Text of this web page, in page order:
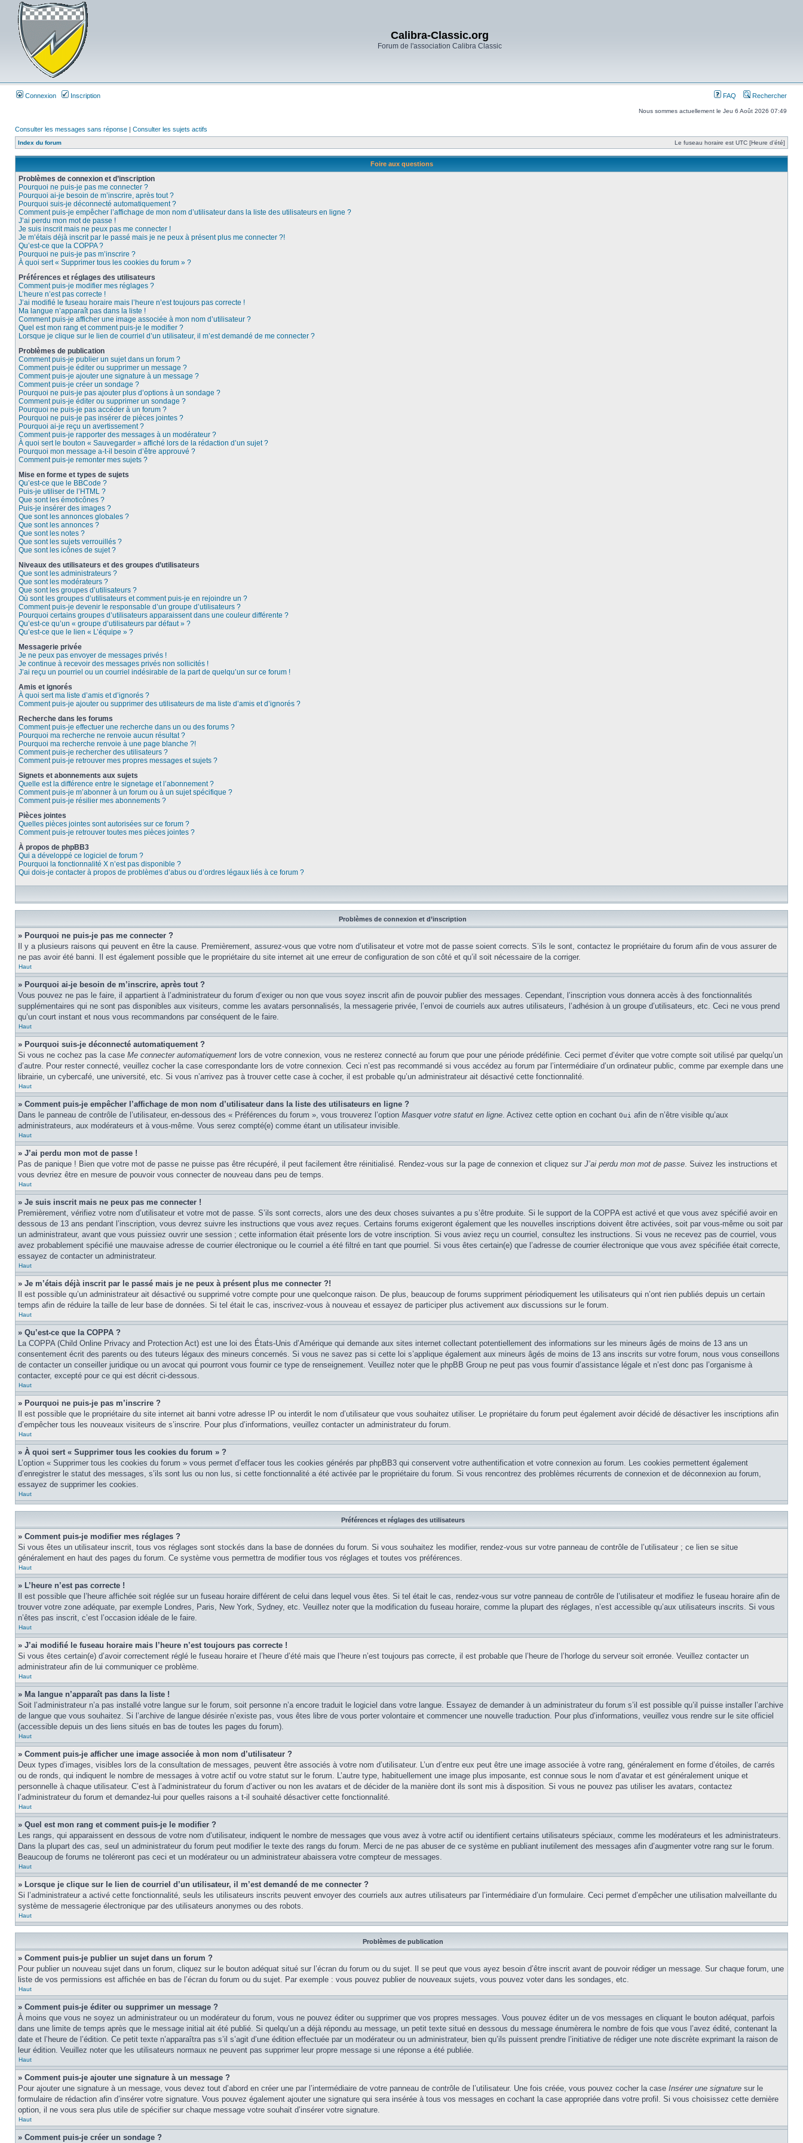
Calibra-Classic.org
Forum de l'association Calibra Classic
Connexion Inscription FAQ Rechercher
Nous sommes actuellement le Jeu 6 Août 2026 07:49
Consulter les messages sans réponse | Consulter les sujets actifs
Index du forum Le fuseau horaire est UTC [Heure d’été]
Foire aux questions
Problèmes de connexion et d’inscription
Pourquoi ne puis-je pas me connecter ?
Pourquoi ai-je besoin de m’inscrire, après tout ?
Pourquoi suis-je déconnecté automatiquement ?
Comment puis-je empêcher l’affichage de mon nom d’utilisateur dans la liste des utilisateurs en ligne ?
J’ai perdu mon mot de passe !
Je suis inscrit mais ne peux pas me connecter !
Je m’étais déjà inscrit par le passé mais je ne peux à présent plus me connecter ?!
Qu’est-ce que la COPPA ?
Pourquoi ne puis-je pas m’inscrire ?
À quoi sert « Supprimer tous les cookies du forum » ?
Préférences et réglages des utilisateurs
Comment puis-je modifier mes réglages ?
L’heure n’est pas correcte !
J’ai modifié le fuseau horaire mais l’heure n’est toujours pas correcte !
Ma langue n’apparaît pas dans la liste !
Comment puis-je afficher une image associée à mon nom d’utilisateur ?
Quel est mon rang et comment puis-je le modifier ?
Lorsque je clique sur le lien de courriel d’un utilisateur, il m’est demandé de me connecter ?
Problèmes de publication
Comment puis-je publier un sujet dans un forum ?
Comment puis-je éditer ou supprimer un message ?
Comment puis-je ajouter une signature à un message ?
Comment puis-je créer un sondage ?
Pourquoi ne puis-je pas ajouter plus d’options à un sondage ?
Comment puis-je éditer ou supprimer un sondage ?
Pourquoi ne puis-je pas accéder à un forum ?
Pourquoi ne puis-je pas insérer de pièces jointes ?
Pourquoi ai-je reçu un avertissement ?
Comment puis-je rapporter des messages à un modérateur ?
À quoi sert le bouton « Sauvegarder » affiché lors de la rédaction d’un sujet ?
Pourquoi mon message a-t-il besoin d’être approuvé ?
Comment puis-je remonter mes sujets ?
Mise en forme et types de sujets
Qu’est-ce que le BBCode ?
Puis-je utiliser de l’HTML ?
Que sont les émoticônes ?
Puis-je insérer des images ?
Que sont les annonces globales ?
Que sont les annonces ?
Que sont les notes ?
Que sont les sujets verrouillés ?
Que sont les icônes de sujet ?
Niveaux des utilisateurs et des groupes d’utilisateurs
Que sont les administrateurs ?
Que sont les modérateurs ?
Que sont les groupes d’utilisateurs ?
Où sont les groupes d’utilisateurs et comment puis-je en rejoindre un ?
Comment puis-je devenir le responsable d’un groupe d’utilisateurs ?
Pourquoi certains groupes d’utilisateurs apparaissent dans une couleur différente ?
Qu’est-ce qu’un « groupe d’utilisateurs par défaut » ?
Qu’est-ce que le lien « L’équipe » ?
Messagerie privée
Je ne peux pas envoyer de messages privés !
Je continue à recevoir des messages privés non sollicités !
J’ai reçu un pourriel ou un courriel indésirable de la part de quelqu’un sur ce forum !
Amis et ignorés
À quoi sert ma liste d’amis et d’ignorés ?
Comment puis-je ajouter ou supprimer des utilisateurs de ma liste d’amis et d’ignorés ?
Recherche dans les forums
Comment puis-je effectuer une recherche dans un ou des forums ?
Pourquoi ma recherche ne renvoie aucun résultat ?
Pourquoi ma recherche renvoie à une page blanche ?!
Comment puis-je rechercher des utilisateurs ?
Comment puis-je retrouver mes propres messages et sujets ?
Signets et abonnements aux sujets
Quelle est la différence entre le signetage et l’abonnement ?
Comment puis-je m’abonner à un forum ou à un sujet spécifique ?
Comment puis-je résilier mes abonnements ?
Pièces jointes
Quelles pièces jointes sont autorisées sur ce forum ?
Comment puis-je retrouver toutes mes pièces jointes ?
À propos de phpBB3
Qui a développé ce logiciel de forum ?
Pourquoi la fonctionnalité X n’est pas disponible ?
Qui dois-je contacter à propos de problèmes d’abus ou d’ordres légaux liés à ce forum ?
Problèmes de connexion et d’inscription
» Pourquoi ne puis-je pas me connecter ?
Il y a plusieurs raisons qui peuvent en être la cause. Premièrement, assurez-vous que votre nom d’utilisateur et votre mot de passe soient corrects. S’ils le sont, contactez le propriétaire du forum afin de vous assurer de
ne pas avoir été banni. Il est également possible que le propriétaire du site internet ait une erreur de configuration de son côté et qu’il soit nécessaire de la corriger.
Haut
» Pourquoi ai-je besoin de m’inscrire, après tout ?
Vous pouvez ne pas le faire, il appartient à l’administrateur du forum d’exiger ou non que vous soyez inscrit afin de pouvoir publier des messages. Cependant, l’inscription vous donnera accès à des fonctionnalités
supplémentaires qui ne sont pas disponibles aux visiteurs, comme les avatars personnalisés, la messagerie privée, l’envoi de courriels aux autres utilisateurs, l’adhésion à un groupe d’utilisateurs, etc. Ceci ne vous prend
qu’un court instant et nous vous recommandons par conséquent de le faire.
Haut
» Pourquoi suis-je déconnecté automatiquement ?
Si vous ne cochez pas la case Me connecter automatiquement lors de votre connexion, vous ne resterez connecté au forum que pour une période prédéfinie. Ceci permet d’éviter que votre compte soit utilisé par quelqu’un
d’autre. Pour rester connecté, veuillez cocher la case correspondante lors de votre connexion. Ceci n’est pas recommandé si vous accédez au forum par l’intermédiaire d’un ordinateur public, comme par exemple dans une
librairie, un cybercafé, une université, etc. Si vous n’arrivez pas à trouver cette case à cocher, il est probable qu’un administrateur ait désactivé cette fonctionnalité.
Haut
» Comment puis-je empêcher l’affichage de mon nom d’utilisateur dans la liste des utilisateurs en ligne ?
Dans le panneau de contrôle de l’utilisateur, en-dessous des « Préférences du forum », vous trouverez l’option Masquer votre statut en ligne. Activez cette option en cochant Oui afin de n’être visible qu’aux
administrateurs, aux modérateurs et à vous-même. Vous serez compté(e) comme étant un utilisateur invisible.
Haut
» J’ai perdu mon mot de passe !
Pas de panique ! Bien que votre mot de passe ne puisse pas être récupéré, il peut facilement être réinitialisé. Rendez-vous sur la page de connexion et cliquez sur J’ai perdu mon mot de passe. Suivez les instructions et
vous devriez être en mesure de pouvoir vous connecter de nouveau dans peu de temps.
Haut
» Je suis inscrit mais ne peux pas me connecter !
Premièrement, vérifiez votre nom d’utilisateur et votre mot de passe. S’ils sont corrects, alors une des deux choses suivantes a pu s’être produite. Si le support de la COPPA est activé et que vous avez spécifié avoir en
dessous de 13 ans pendant l’inscription, vous devrez suivre les instructions que vous avez reçues. Certains forums exigeront également que les nouvelles inscriptions doivent être activées, soit par vous-même ou soit par
un administrateur, avant que vous puissiez ouvrir une session ; cette information était présente lors de votre inscription. Si vous aviez reçu un courriel, consultez les instructions. Si vous ne recevez pas de courriel, vous
avez probablement spécifié une mauvaise adresse de courrier électronique ou le courriel a été filtré en tant que pourriel. Si vous êtes certain(e) que l’adresse de courrier électronique que vous avez spécifiée était correcte,
essayez de contacter un administrateur.
Haut
» Je m’étais déjà inscrit par le passé mais je ne peux à présent plus me connecter ?!
Il est possible qu’un administrateur ait désactivé ou supprimé votre compte pour une quelconque raison. De plus, beaucoup de forums suppriment périodiquement les utilisateurs qui n’ont rien publiés depuis un certain
temps afin de réduire la taille de leur base de données. Si tel était le cas, inscrivez-vous à nouveau et essayez de participer plus activement aux discussions sur le forum.
Haut
» Qu’est-ce que la COPPA ?
La COPPA (Child Online Privacy and Protection Act) est une loi des États-Unis d’Amérique qui demande aux sites internet collectant potentiellement des informations sur les mineurs âgés de moins de 13 ans un
consentement écrit des parents ou des tuteurs légaux des mineurs concernés. Si vous ne savez pas si cette loi s’applique également aux mineurs âgés de moins de 13 ans inscrits sur votre forum, nous vous conseillons
de contacter un conseiller juridique ou un avocat qui pourront vous fournir ce type de renseignement. Veuillez noter que le phpBB Group ne peut pas vous fournir d’assistance légale et n’est donc pas l’organisme à
contacter, excepté pour ce qui est décrit ci-dessous.
Haut
» Pourquoi ne puis-je pas m’inscrire ?
Il est possible que le propriétaire du site internet ait banni votre adresse IP ou interdit le nom d’utilisateur que vous souhaitez utiliser. Le propriétaire du forum peut également avoir décidé de désactiver les inscriptions afin
d’empêcher tous les nouveaux visiteurs de s’inscrire. Pour plus d’informations, veuillez contacter un administrateur du forum.
Haut
» À quoi sert « Supprimer tous les cookies du forum » ?
L’option « Supprimer tous les cookies du forum » vous permet d’effacer tous les cookies générés par phpBB3 qui conservent votre authentification et votre connexion au forum. Les cookies permettent également
d’enregistrer le statut des messages, s’ils sont lus ou non lus, si cette fonctionnalité a été activée par le propriétaire du forum. Si vous rencontrez des problèmes récurrents de connexion et de déconnexion au forum,
essayez de supprimer les cookies.
Haut
Préférences et réglages des utilisateurs
» Comment puis-je modifier mes réglages ?
Si vous êtes un utilisateur inscrit, tous vos réglages sont stockés dans la base de données du forum. Si vous souhaitez les modifier, rendez-vous sur votre panneau de contrôle de l’utilisateur ; ce lien se situe
généralement en haut des pages du forum. Ce système vous permettra de modifier tous vos réglages et toutes vos préférences.
Haut
» L’heure n’est pas correcte !
Il est possible que l’heure affichée soit réglée sur un fuseau horaire différent de celui dans lequel vous êtes. Si tel était le cas, rendez-vous sur votre panneau de contrôle de l’utilisateur et modifiez le fuseau horaire afin de
trouver votre zone adéquate, par exemple Londres, Paris, New York, Sydney, etc. Veuillez noter que la modification du fuseau horaire, comme la plupart des réglages, n’est accessible qu’aux utilisateurs inscrits. Si vous
n’êtes pas inscrit, c’est l’occasion idéale de le faire.
Haut
» J’ai modifié le fuseau horaire mais l’heure n’est toujours pas correcte !
Si vous êtes certain(e) d’avoir correctement réglé le fuseau horaire et l’heure d’été mais que l’heure n’est toujours pas correcte, il est probable que l’heure de l’horloge du serveur soit erronée. Veuillez contacter un
administrateur afin de lui communiquer ce problème.
Haut
» Ma langue n’apparaît pas dans la liste !
Soit l’administrateur n’a pas installé votre langue sur le forum, soit personne n’a encore traduit le logiciel dans votre langue. Essayez de demander à un administrateur du forum s’il est possible qu’il puisse installer l’archive
de langue que vous souhaitez. Si l’archive de langue désirée n’existe pas, vous êtes libre de vous porter volontaire et commencer une nouvelle traduction. Pour plus d’informations, veuillez vous rendre sur le site officiel
(accessible depuis un des liens situés en bas de toutes les pages du forum).
Haut
» Comment puis-je afficher une image associée à mon nom d’utilisateur ?
Deux types d’images, visibles lors de la consultation de messages, peuvent être associés à votre nom d’utilisateur. L’un d’entre eux peut être une image associée à votre rang, généralement en forme d’étoiles, de carrés
ou de ronds, qui indiquent le nombre de messages à votre actif ou votre statut sur le forum. L’autre type, habituellement une image plus imposante, est connue sous le nom d’avatar et est généralement unique et
personnelle à chaque utilisateur. C’est à l’administrateur du forum d’activer ou non les avatars et de décider de la manière dont ils sont mis à disposition. Si vous ne pouvez pas utiliser les avatars, contactez
l’administrateur du forum et demandez-lui pour quelles raisons a t-il souhaité désactiver cette fonctionnalité.
Haut
» Quel est mon rang et comment puis-je le modifier ?
Les rangs, qui apparaissent en dessous de votre nom d’utilisateur, indiquent le nombre de messages que vous avez à votre actif ou identifient certains utilisateurs spéciaux, comme les modérateurs et les administrateurs.
Dans la plupart des cas, seul un administrateur du forum peut modifier le texte des rangs du forum. Merci de ne pas abuser de ce système en publiant inutilement des messages afin d’augmenter votre rang sur le forum.
Beaucoup de forums ne toléreront pas ceci et un modérateur ou un administrateur abaissera votre compteur de messages.
Haut
» Lorsque je clique sur le lien de courriel d’un utilisateur, il m’est demandé de me connecter ?
Si l’administrateur a activé cette fonctionnalité, seuls les utilisateurs inscrits peuvent envoyer des courriels aux autres utilisateurs par l’intermédiaire d’un formulaire. Ceci permet d’empêcher une utilisation malveillante du
système de messagerie électronique par des utilisateurs anonymes ou des robots.
Haut
Problèmes de publication
» Comment puis-je publier un sujet dans un forum ?
Pour publier un nouveau sujet dans un forum, cliquez sur le bouton adéquat situé sur l’écran du forum ou du sujet. Il se peut que vous ayez besoin d’être inscrit avant de pouvoir rédiger un message. Sur chaque forum, une
liste de vos permissions est affichée en bas de l’écran du forum ou du sujet. Par exemple : vous pouvez publier de nouveaux sujets, vous pouvez voter dans les sondages, etc.
Haut
» Comment puis-je éditer ou supprimer un message ?
À moins que vous ne soyez un administrateur ou un modérateur du forum, vous ne pouvez éditer ou supprimer que vos propres messages. Vous pouvez éditer un de vos messages en cliquant le bouton adéquat, parfois
dans une limite de temps après que le message initial ait été publié. Si quelqu’un a déjà répondu au message, un petit texte situé en dessous du message énumèrera le nombre de fois que vous l’avez édité, contenant la
date et l’heure de l’édition. Ce petit texte n’apparaîtra pas s’il s’agit d’une édition effectuée par un modérateur ou un administrateur, bien qu’ils puissent prendre l’initiative de rédiger une note discrète exprimant la raison de
leur édition. Veuillez noter que les utilisateurs normaux ne peuvent pas supprimer leur propre message si une réponse a été publiée.
Haut
» Comment puis-je ajouter une signature à un message ?
Pour ajouter une signature à un message, vous devez tout d’abord en créer une par l’intermédiaire de votre panneau de contrôle de l’utilisateur. Une fois créée, vous pouvez cocher la case Insérer une signature sur le
formulaire de rédaction afin d’insérer votre signature. Vous pouvez également ajouter une signature qui sera insérée à tous vos messages en cochant la case appropriée dans votre profil. Si vous choisissez cette dernière
option, il ne vous sera plus utile de spécifier sur chaque message votre souhait d’insérer votre signature.
Haut
» Comment puis-je créer un sondage ?